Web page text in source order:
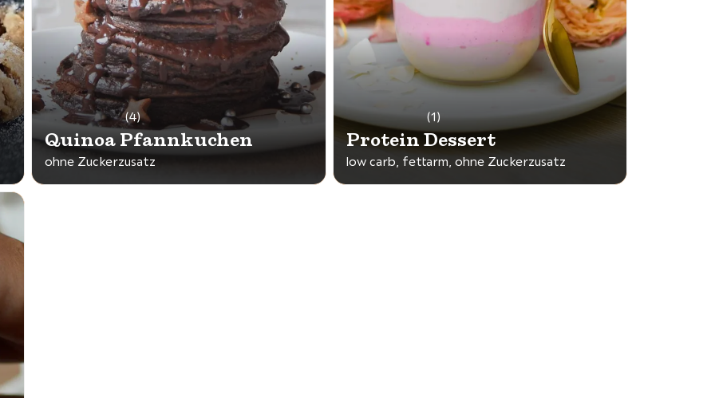
(4)
Quinoa Pfannkuchen
ohne Zuckerzusatz
(1)
Protein Dessert
low carb, fettarm, ohne Zuckerzusatz